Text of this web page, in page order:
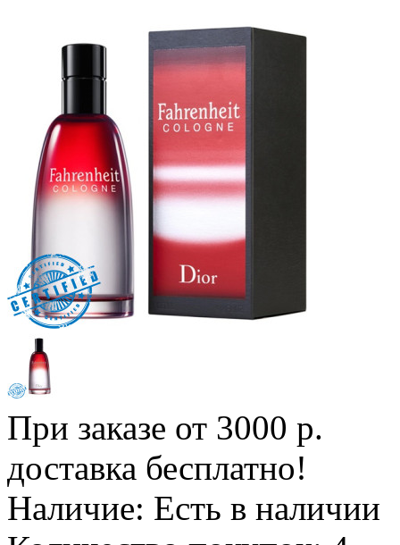
При заказе от 3000 р.
доставка бесплатно!
Наличие: Есть в наличии